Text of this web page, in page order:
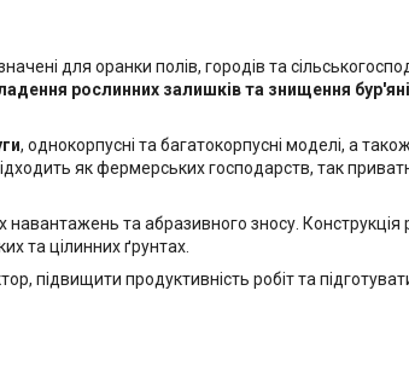
для оранки полів, городів та
рослинних залишків та знищення
, однокорпусні та багатокорпусні моделі, а
як фермерських господарств, так
навантажень та абразивного зносу. Конструкція
та цілинних ґрунтах.
підвищити продуктивність робіт та